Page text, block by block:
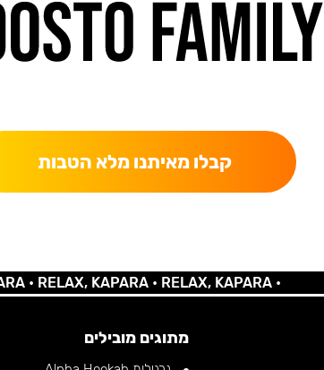
קבלו מאיתנו מלא הטבות
KAPARA •RELAX, KAPARA •
מתוגים מובילים